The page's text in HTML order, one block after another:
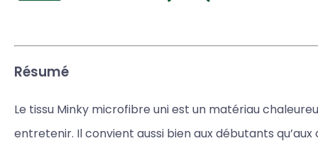
Résumé
Le tissu Minky microfibre uni est un matériau
entretenir. Il convient aussi bien aux débutants